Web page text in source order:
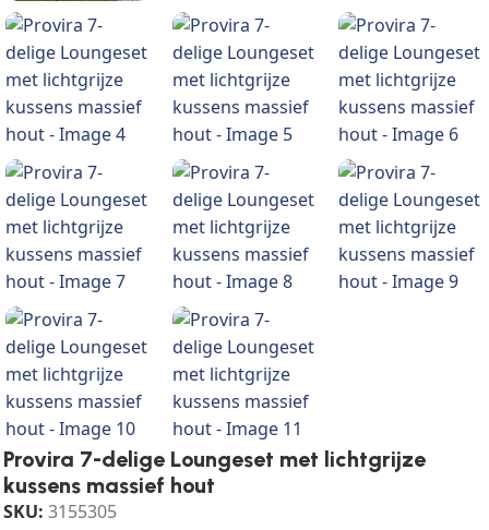
Provira 7-delige Loungeset met lichtgrijze
kussens massief hout
SKU: 3155305